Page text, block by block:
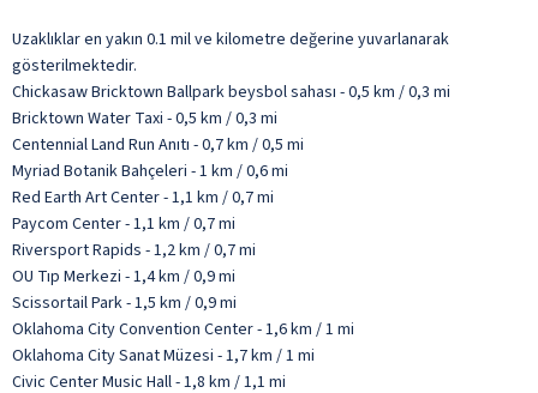
Uzaklıklar en yakın 0.1 mil ve kilometre değerine yuvarlanarak
gösterilmektedir.
Chickasaw Bricktown Ballpark beysbol sahası - 0,5 km / 0,3 mi
Bricktown Water Taxi - 0,5 km / 0,3 mi
Centennial Land Run Anıtı - 0,7 km / 0,5 mi
Myriad Botanik Bahçeleri - 1 km / 0,6 mi
Red Earth Art Center - 1,1 km / 0,7 mi
Paycom Center - 1,1 km / 0,7 mi
Riversport Rapids - 1,2 km / 0,7 mi
OU Tıp Merkezi - 1,4 km / 0,9 mi
Scissortail Park - 1,5 km / 0,9 mi
Oklahoma City Convention Center - 1,6 km / 1 mi
Oklahoma City Sanat Müzesi - 1,7 km / 1 mi
Civic Center Music Hall - 1,8 km / 1,1 mi